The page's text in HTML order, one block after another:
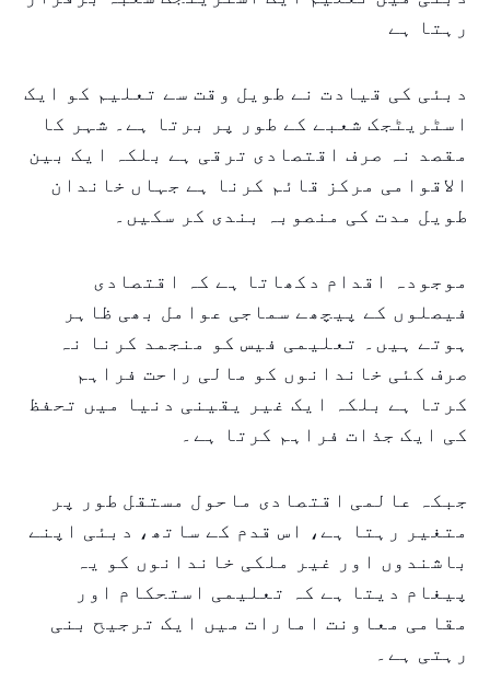
رہتا ہے
دبئی کی قیادت نے طویل وقت سے تعلیم کو ایک
اسٹریٹجک شعبے کے طور پر برتا ہے۔ شہر کا
مقصد نہ صرف اقتصادی ترقی ہے بلکہ ایک بین
الاقوامی مرکز قائم کرنا ہے جہاں خاندان
طویل مدت کی منصوبہ بندی کر سکیں۔
موجودہ اقدام دکھاتا ہے کہ اقتصادی
فیصلوں کے پیچھے سماجی عوامل بھی ظاہر
ہوتے ہیں۔ تعلیمی فیس کو منجمد کرنا نہ
صرف کئی خاندانوں کو مالی راحت فراہم
کرتا ہے بلکہ ایک غیر یقینی دنیا میں تحفظ
کی ایک جذات فراہم کرتا ہے۔
جبکہ عالمی اقتصادی ماحول مستقل طور پر
متغیر رہتا ہے، اس قدم کے ساتھ، دبئی اپنے
باشندوں اور غیر ملکی خاندانوں کو یہ
پیغام دیتا ہے کہ تعلیمی استحکام اور
مقامی معاونت امارات میں ایک ترجیح بنی
رہتی ہے۔